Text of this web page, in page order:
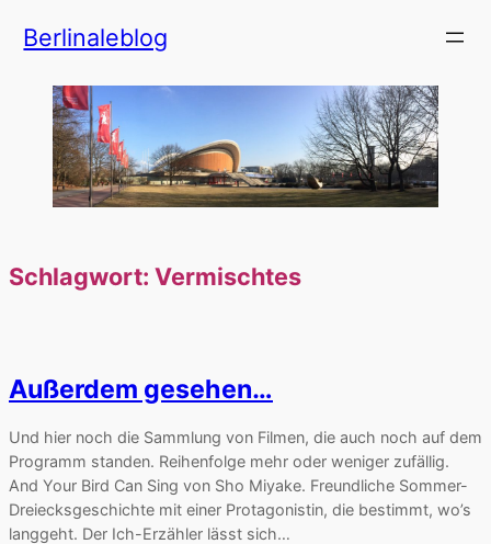
Inhalt
Berlinaleblog
Schlagwort: Vermischtes
Außerdem gesehen…
Und hier noch die Sammlung von Filmen, die auch noch auf dem
Programm standen. Reihenfolge mehr oder weniger zufällig.
And Your Bird Can Sing von Sho Miyake. Freundliche Sommer-
Dreiecksgeschichte mit einer Protagonistin, die bestimmt, wo’s
langgeht. Der Ich-Erzähler lässt sich…